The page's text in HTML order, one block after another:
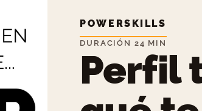
POWERSKILLS
DURACIÓN 24 MIN
Perfil